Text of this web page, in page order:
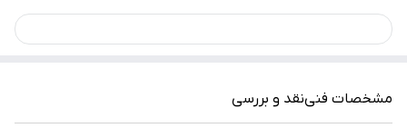
مشخصات فنینقد و بررسی